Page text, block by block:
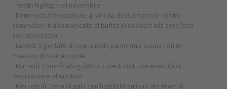
I nostri highlight di novembre:
- Domenica: Introduzione ai vini da dessert con la nostra
sommelier in abbinamento al buffet di dessert alla sera (con
sovrapprezzo)
- Lunedì: 5 gettate di sauna nella panoramic sauna con un
maestro di sauna ospite
- Martedì: Camminata guidata a piedi nudi con esercizi di
respirazione al mattino
- Mercoledì: Cena di gala con highlight culinari del team di